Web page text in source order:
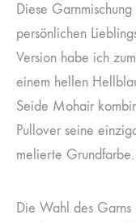
Diese
persönlichen
Version habe ich
einem hellen
Seide Mohair
Pullover seine
melierte Grundfarbe.
Die Wahl des